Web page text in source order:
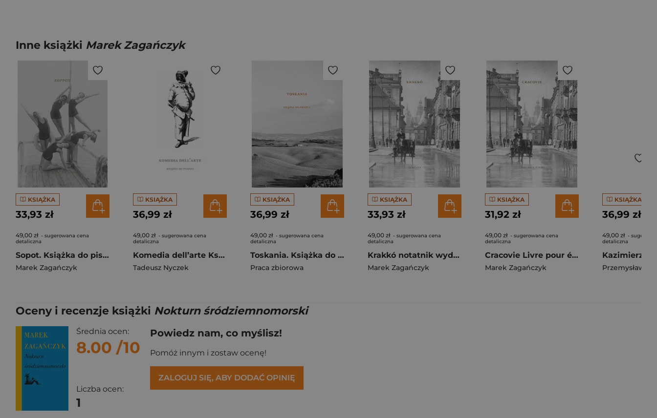
Inne książki Marek Zagańczyk
KSIĄŻKA
33,93 zł
49,00 zł - sugerowana cena
detaliczna
Sopot. Książka do pisania / Zoppot. Ein buch zum schreiben wer. niemiecka
Marek Zagańczyk
KSIĄŻKA
36,99 zł
49,00 zł - sugerowana cena
detaliczna
Komedia dell’arte Książka do pisania
Tadeusz Nyczek
KSIĄŻKA
36,99 zł
49,00 zł - sugerowana cena
detaliczna
Toskania. Książka do pisania
Praca zbiorowa
KSIĄŻKA
33,93 zł
49,00 zł - sugerowana cena
detaliczna
Krakkó notatnik wydanie węgierskojęzyczne
Marek Zagańczyk
KSIĄŻKA
31,92 zł
49,00 zł - sugerowana cena
detaliczna
Cracovie Livre pour écrire
Marek Zagańczyk
KSIĄŻKA
36,99 zł
49,00 zł -
detaliczna
Przemysław
Oceny i recenzje książki Nokturn śródziemnomorski
Średnia ocen:
8.00 /10
Liczba ocen:
1
Powiedz nam, co myślisz!
Pomóż innym i zostaw ocenę!
ZALOGUJ SIĘ, ABY DODAĆ OPINIĘ